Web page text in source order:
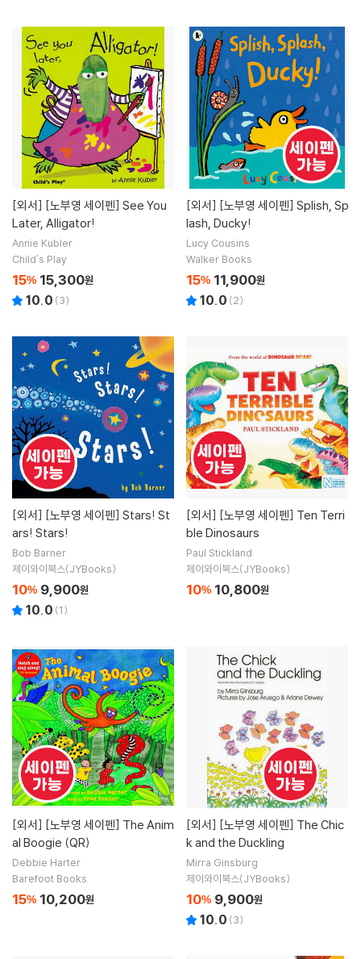
[외서]
Later, Alligator!
Annie Kubler
Child's Play
15% 15,300원
10.0 (3)
[외서]
lash, Ducky!
Lucy Cousins
Walker Books
15% 11,900원
10.0 (2)
[외서]
ars! Stars!
Bob Barner
제이와이북스(JYBooks)
10% 9,900원
10.0 (1)
[외서]
ble Dinosaurs
Paul Stickland
제이와이북스(JYBooks)
10% 10,800원
[외서]
al Boogie (QR)
Debbie Harter
Barefoot Books
15% 10,200원
[외서]
k and the Duckling
Mirra Ginsburg
제이와이북스(JYBooks)
10% 9,900원
10.0 (3)